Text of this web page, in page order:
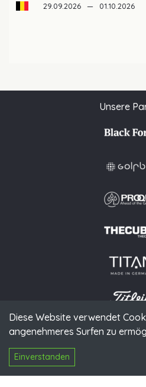
Diese Website verwendet
angenehmeres Surfen zu
Einverstanden
29.09.2026 — 01.10.2026
Unsere
© 2026